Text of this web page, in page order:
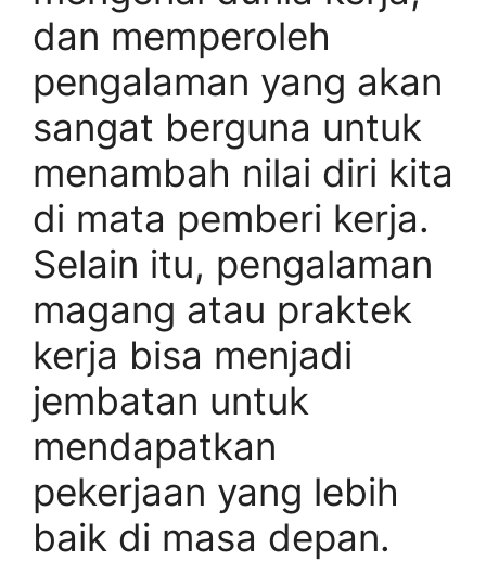
dan memperoleh
pengalaman yang akan
sangat berguna untuk
menambah nilai diri kita
di mata pemberi kerja.
Selain itu, pengalaman
magang atau praktek
kerja bisa menjadi
jembatan untuk
mendapatkan
pekerjaan yang lebih
baik di masa depan.